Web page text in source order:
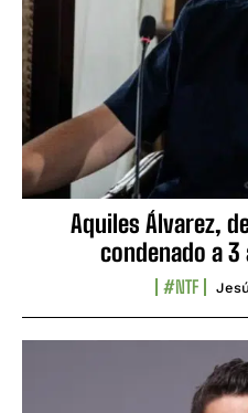
Aquiles Álvarez,
condenado a
#NTF